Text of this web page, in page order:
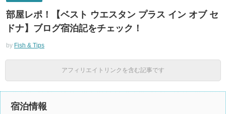
部屋レポ！【ベスト ウエスタン プラス イン オブ セ
ドナ】ブログ宿泊記をチェック！
by Fish & Tips
アフィリエイトリンクを含む記事です
宿泊情報